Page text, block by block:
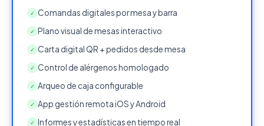
✓ Comandas digitales por mesa y barra
✓ Plano visual de mesas interactivo
✓ Carta digital QR + pedidos desde mesa
✓ Control de alérgenos homologado
✓ Arqueo de caja configurable
✓ App gestión remota iOS y Android
✓ Informes y estadísticas en tiempo real